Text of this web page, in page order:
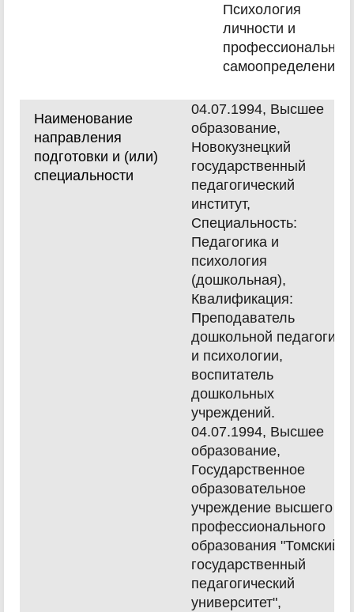
Психология
личности и
профессиональное
самоопределение
Наименование
направления
подготовки и (или)
специальности
04.07.1994, Высшее
образование,
Новокузнецкий
государственный
педагогический
институт,
Специальность:
Педагогика и
психология
(дошкольная),
Квалификация:
Преподаватель
дошкольной педагогики
и психологии,
воспитатель
дошкольных
учреждений.
04.07.1994, Высшее
образование,
Государственное
образовательное
учреждение высшего
профессионального
образования "Томский
государственный
педагогический
университет",